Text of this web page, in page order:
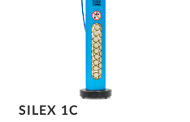
SILEX 1C